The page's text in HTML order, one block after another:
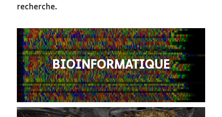
recherche.
BIOINFORMATIQUE